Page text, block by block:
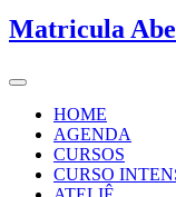
Matricula
HOME
AGENDA
CURSOS
CURSO